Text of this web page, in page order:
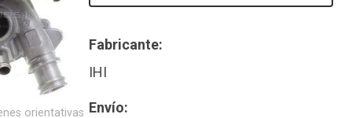
Fabricante:
IHI
Envío:
orientativas